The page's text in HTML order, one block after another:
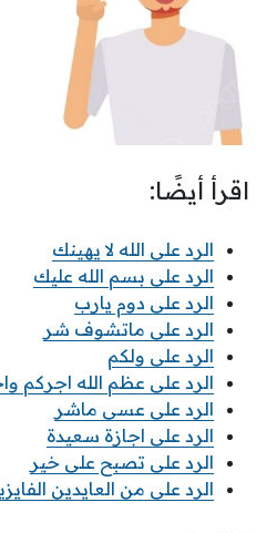
اقرأ أيضًا:
الرد على الله لا يهينك
الرد على بسم الله عليك
الرد على دوم يارب
الرد على ماتشوف شر
الرد على ولكم
الرد على عظم الله اجركم
الرد على عسى ماشر
الرد على اجازة سعيدة
الرد على تصبح على خير
الرد على من العايدين